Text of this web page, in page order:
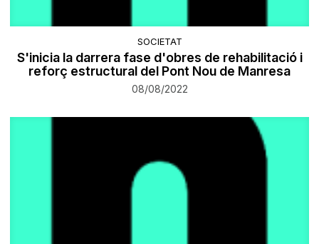
SOCIETAT
S'inicia la darrera fase d'obres de rehabilitació i
reforç estructural del Pont Nou de Manresa
08/08/2022